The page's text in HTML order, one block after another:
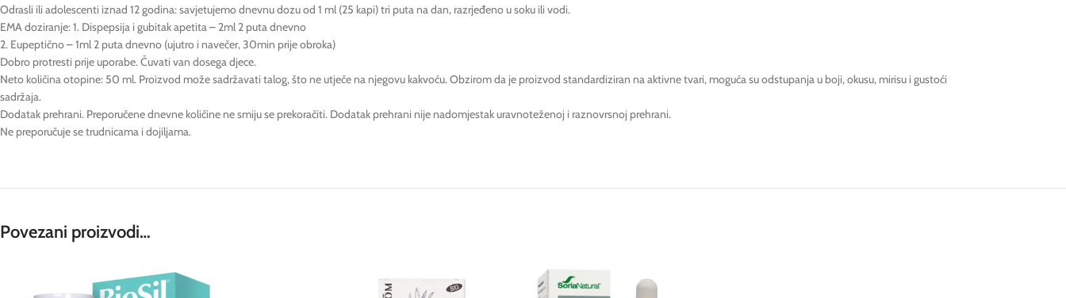
Odrasli ili adolescenti iznad 12 godina: savjetujemo dnevnu dozu od 1 ml (25 kapi) tri puta na dan, razrjeđeno u soku ili vodi.
EMA doziranje: 1. Dispepsija i gubitak apetita – 2ml 2 puta dnevno
2. Eupeptično – 1ml 2 puta dnevno (ujutro i navečer, 30min prije obroka)
Dobro protresti prije uporabe. Čuvati van dosega djece.
Neto količina otopine: 50 ml. Proizvod može sadržavati talog, što ne utječe na njegovu kakvoću. Obzirom da je proizvod standardiziran na aktivne tvari, moguća su odstupanja u boji, okusu, mirisu i gustoći
sadržaja.
Dodatak prehrani. Preporučene dnevne količine ne smiju se prekoračiti. Dodatak prehrani nije nadomjestak uravnoteženoj i raznovrsnoj prehrani.
Ne preporučuje se trudnicama i dojiljama.
Povezani proizvodi…